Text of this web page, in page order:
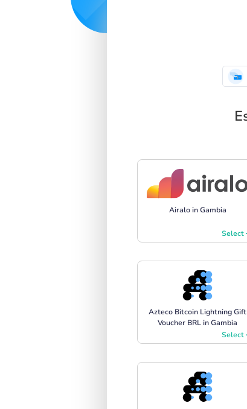
Airalo in Gambia
Select
Azteco Bitcoin Lightning Gift
Voucher BRL in Gambia
Select